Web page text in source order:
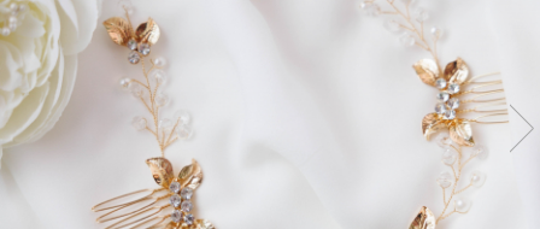
Plicuri pentru bani Botez
Accesorii și decor botez
Lumânări botez
Mărturii botez
Toppers Candy bar